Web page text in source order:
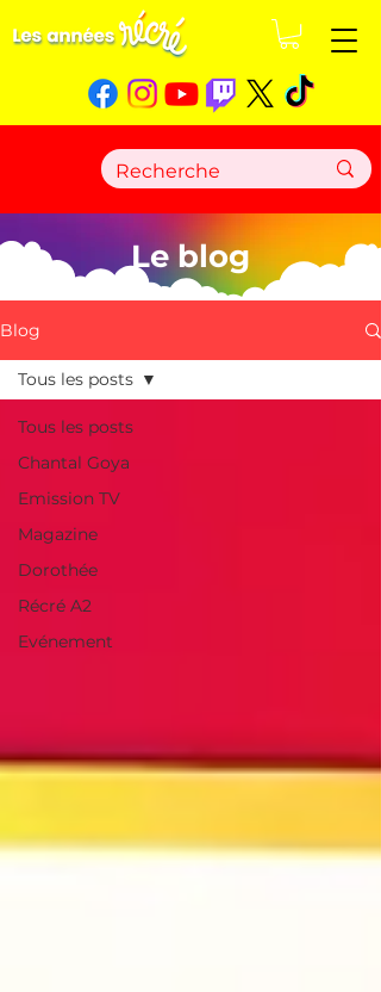
Le blog
Blog
Tous les posts
Chantal Goya
Emission TV
Magazine
Dorothée
Récré A2
Evénement
Tous les posts